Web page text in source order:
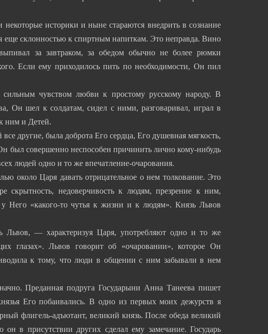
историки и ныне стараются внедрить в сознание
еще склонностью к спиртным напиткам. Это неправда. Вино
за завтраком, за обедом обычно не более рюмки
Если ему приходилось пить по необходимости, Он пил
чувством любви к простому русскому народу. В
Он шел к солдатам, сидел с ними, разговаривал, играл в
ним и Детей.
другие, была доброта Его сердца, Его душевная мягкость,
был совершенно неспособен причинить лично кому-нибудь
людей одно и то же впечатление-очарования.
около Царя давать отрицательное о нем толкование. Это
недоверчивость к людям, презрение к ним,
у Него «какого-то чутья к жизни и к людям». Князь Львов
— характеризуя Царя, употребляют одно и то же
глазах». Львов говорит об «очаровании», которое Он
к тому, что люди в общении с ним забывали в нем
Преданная подруга Государыни Анна Танеева пишет
Его побаивались. В одно из первых моих дежурств я
флигель-адъютант, великий князь. После обеда великий
он в присутствии других сделал ему замечание. Государь